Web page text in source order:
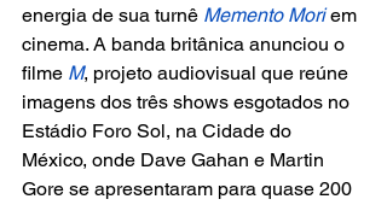
energia de sua turnê Memento Mori em
cinema. A banda britânica anunciou o
filme M, projeto audiovisual que reúne
imagens dos três shows esgotados no
Estádio Foro Sol, na Cidade do
México, onde Dave Gahan e Martin
Gore se apresentaram para quase 200